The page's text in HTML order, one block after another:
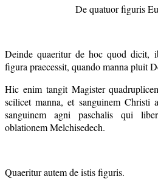
De quatuor figuris
Deinde quaeritur de hoc quod
figura praecessit, quando manna pluit
Hic enim tangit Magister
scilicet manna, et sanguinem Christi
sanguinem agni paschalis qui
oblationem Melchisedech.
Quaeritur autem de istis figuris.